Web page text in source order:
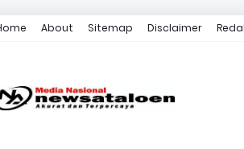
About Sitemap Disclaimer